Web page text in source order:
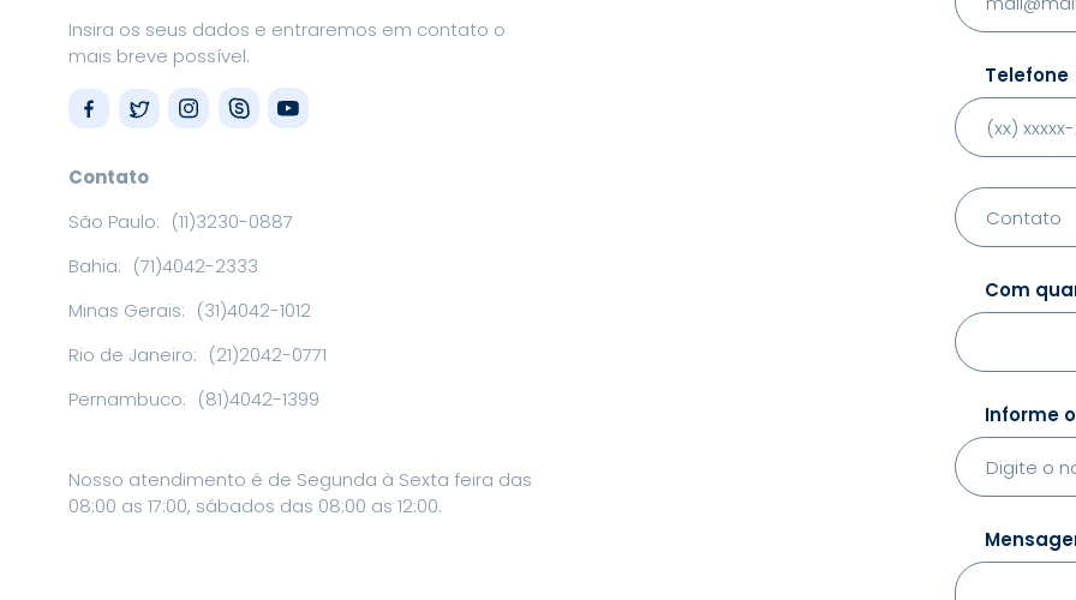
Insira os seus dados e entraremos em contato o
mais breve possível.
Contato
São Paulo: (11)3230-0887
Bahia: (71)4042-2333
Minas Gerais: (31)4042-1012
Rio de Janeiro: (21)2042-0771
Pernambuco: (81)4042-1399
Nosso atendimento é de Segunda à Sexta feira das
08:00 as 17:00, sábados das 08:00 as 12:00.
Telefone
Com
Informe